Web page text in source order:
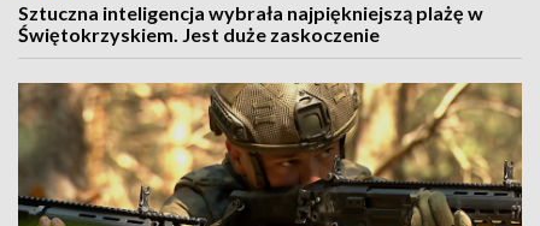
Sztuczna inteligencja wybrała najpiękniejszą plażę w
Świętokrzyskiem. Jest duże zaskoczenie